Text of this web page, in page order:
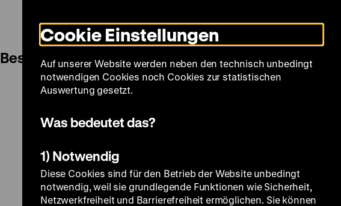
Modus
umschalten
Sprache
Besuch Spielplan Filmreihen Über uns
Cookie Einstellungen
Auf unserer Website werden neben den technisch unbedingt
notwendigen Cookies noch Cookies zur statistischen
Auswertung gesetzt.
Was bedeutet das?
1) Notwendig
Diese Cookies sind für den Betrieb der Website unbedingt
notwendig, weil sie grundlegende Funktionen wie Sicherheit,
Netzwerkfreiheit und Barrierefreiheit ermöglichen. Sie können